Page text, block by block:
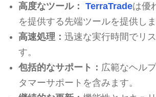
高度なツール： TerraTradeは優
を提供する先端ツールを提供しま
高速処理： 迅速な実行時間でリ
す。
包括的なサポート： 広範なヘル
タマーサポートを含みます。